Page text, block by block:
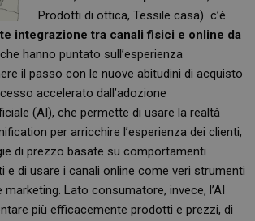
Prodotti di ottica, Tessile casa) c’è
integrazione tra canali fisici e online da
hanno puntato sull’esperienza
il passo con le nuove abitudini di acquisto
accelerato dall’adozione
(AI), che permette di usare la realtà
per arricchire l’esperienza dei clienti,
di prezzo basate su comportamenti
e di usare i canali online come veri strumenti
Lato consumatore, invece, l’AI
più efficacemente prodotti e prezzi, di